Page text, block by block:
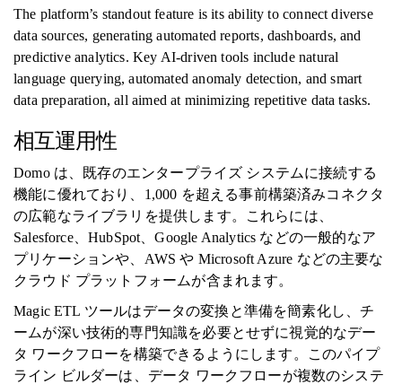
The platform’s standout feature is its ability to connect diverse
data sources, generating automated reports, dashboards, and
predictive analytics. Key AI-driven tools include natural
language querying, automated anomaly detection, and smart
data preparation, all aimed at minimizing repetitive data tasks.
相互運用性
Domo は、既存のエンタープライズ システムに接続する
機能に優れており、1,000 を超える事前構築済みコネクタ
の広範なライブラリを提供します。これらには、
Salesforce、HubSpot、Google Analytics などの一般的なア
プリケーションや、AWS や Microsoft Azure などの主要な
クラウド プラットフォームが含まれます。
Magic ETL ツールはデータの変換と準備を簡素化し、チ
ームが深い技術的専門知識を必要とせずに視覚的なデー
タ ワークフローを構築できるようにします。このパイプ
ライン ビルダーは、データ ワークフローが複数のシステ